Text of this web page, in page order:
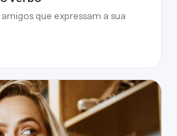
que expressam a sua